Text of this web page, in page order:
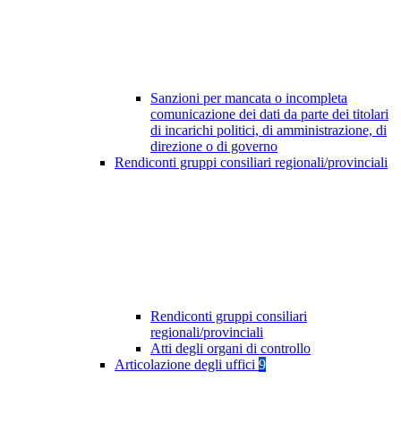
Sanzioni per mancata o incompleta
comunicazione dei dati da parte dei titolari
di incarichi politici, di amministrazione, di
direzione o di governo
Rendiconti gruppi consiliari regionali/provinciali
Rendiconti gruppi consiliari
regionali/provinciali
Atti degli organi di controllo
Articolazione degli uffici 9